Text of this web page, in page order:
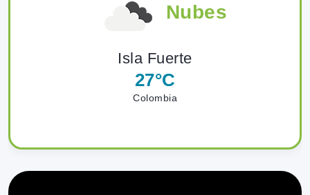
Nubes
Isla Fuerte
27°C
Colombia